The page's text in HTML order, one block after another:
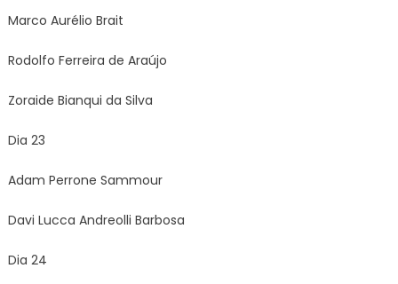
Marco Aurélio Brait
Rodolfo Ferreira de Araújo
Zoraide Bianqui da Silva
Dia 23
Adam Perrone Sammour
Davi Lucca Andreolli Barbosa
Dia 24